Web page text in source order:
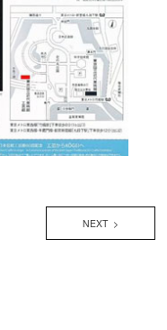
NEXT >